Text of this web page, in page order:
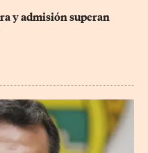
y admisión superan